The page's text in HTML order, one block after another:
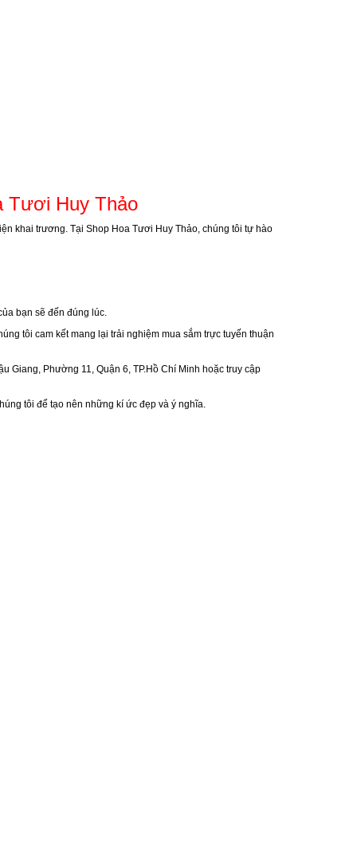
Tươi Huy Thảo
khai trương. Tại Shop Hoa Tươi Huy Thảo, chúng tôi tự hào
bạn sẽ đến đúng lúc.
tôi cam kết mang lại trải nghiệm mua sắm trực tuyến thuận
Giang, Phường 11, Quận 6, TP.Hồ Chí Minh hoặc truy cập
tôi để tạo nên những kí ức đẹp và ý nghĩa.